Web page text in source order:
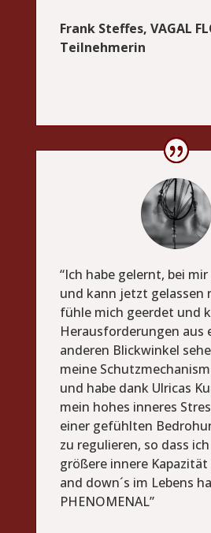
Frank Steffes, VAGAL
Teilnehmerin
“Ich habe gelernt, bei
und kann jetzt gelassen
fühle mich geerdet und
Herausforderungen aus
anderen Blickwinkel
meine
und habe dank Ulricas
mein hohes inneres
einer gefühlten
zu regulieren, so dass
größere innere Kapazität
and down´s im Lebens
PHENOMENAL”